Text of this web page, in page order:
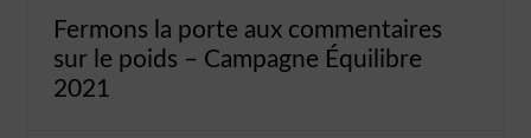
Fermons la porte aux commentaires
sur le poids – Campagne Équilibre
2021